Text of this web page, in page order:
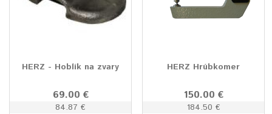
HERZ - Hoblík na zvary
69.00 €
84.87 €
HERZ Hrúbkomer
150.00 €
184.50 €